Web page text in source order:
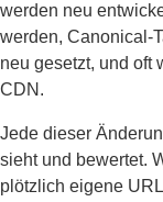
werden neu
werden, Canonical-
neu gesetzt, und oft
CDN.
Jede dieser
sieht und bewertet.
plötzlich eigene